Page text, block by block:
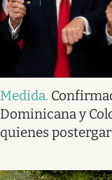
Medida.
Dominicana y
quienes